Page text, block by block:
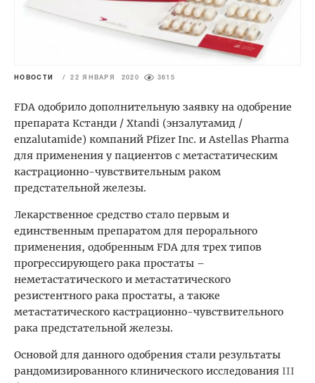
НОВОСТИ / 22 ЯНВАРЯ 2020 3615
FDA одобрило дополнительную заявку на одобрение
препарата Кстанди / Xtandi (энзалутамид /
enzalutamide) компаний Pfizer Inc. и Astellas Pharma
для применения у пациентов с метастатическим
кастрационно-чувствительным раком
предстательной железы.
Лекарственное средство стало первым и
единственным препаратом для перорального
применения, одобренным FDA для трех типов
прогрессирующего рака простаты –
неметастатического и метастатического
резистентного рака простаты, а также
метастатического кастрационно-чувствительного
рака предстательной железы.
Основой для данного одобрения стали результаты
рандомизированного клинического исследования III